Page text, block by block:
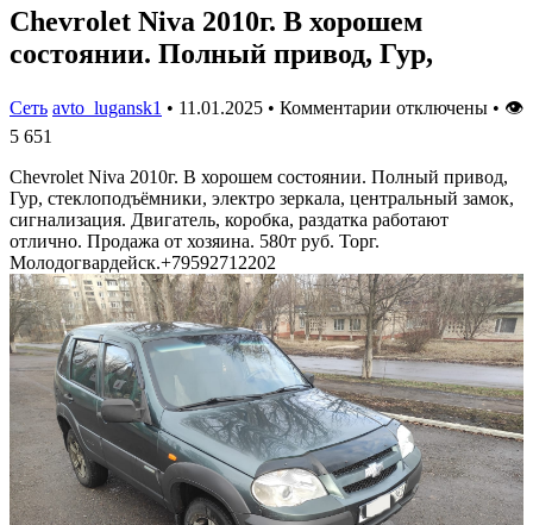
Chevrolet Niva 2010г. В хорошем
состоянии. Полный привод, Гур,
Сеть avto_lugansk1 • 11.01.2025 • Комментарии отключены • 👁
5 651
Chevrolet Niva 2010г. В хорошем состоянии. Полный привод,
Гур, стеклоподъёмники, электро зеркала, центральный замок,
сигнализация. Двигатель, коробка, раздатка работают
отлично. Продажа от хозяина. 580т руб. Торг.
Молодогвардейск.+79592712202